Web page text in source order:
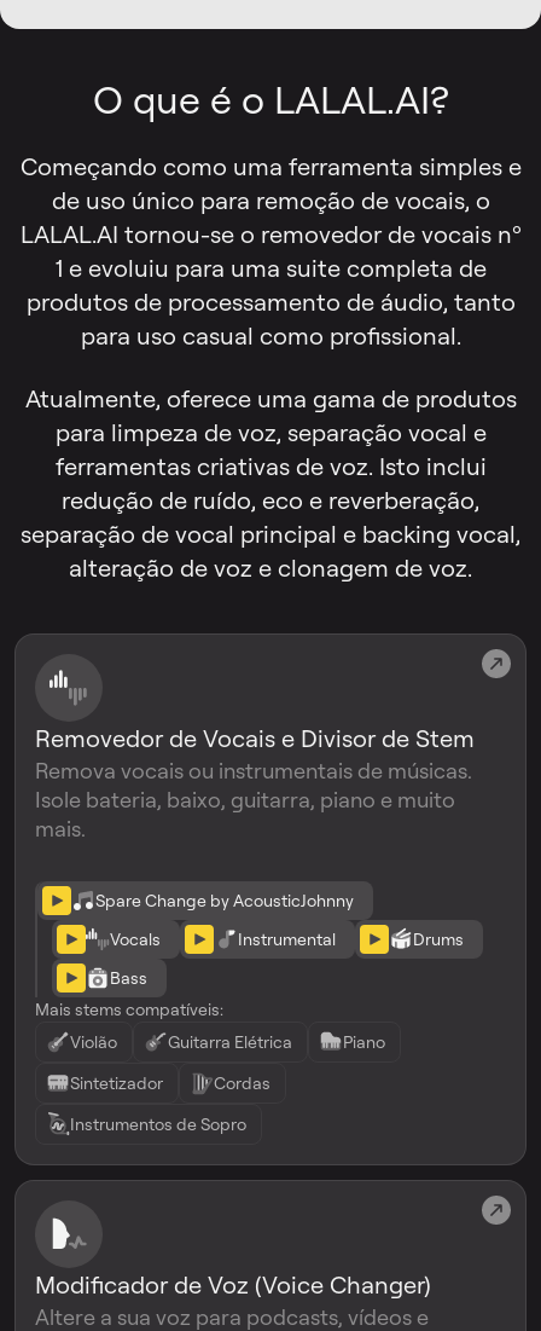
O que é o LALAL.AI?
Começando como uma ferramenta simples e
de uso único para remoção de vocais, o
LALAL.AI tornou-se o removedor de vocais nº
1 e evoluiu para uma suite completa de
produtos de processamento de áudio, tanto
para uso casual como profissional.
Atualmente, oferece uma gama de produtos
para limpeza de voz, separação vocal e
ferramentas criativas de voz. Isto inclui
redução de ruído, eco e reverberação,
separação de vocal principal e backing vocal,
alteração de voz e clonagem de voz.
Removedor de Vocais e Divisor de Stem
Remova vocais ou instrumentais de músicas.
Isole bateria, baixo, guitarra, piano e muito
mais.
Spare Change by AcousticJohnny
Vocals
Instrumental
Drums
Bass
Mais stems compatíveis:
Violão
Guitarra Elétrica
Piano
Sintetizador
Cordas
Instrumentos de Sopro
Modificador de Voz (Voice Changer)
Altere a sua voz para podcasts, vídeos e